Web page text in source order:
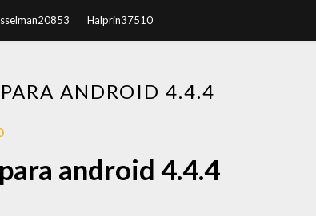
Halprin37510
ANDROID 4.4.4
android 4.4.4